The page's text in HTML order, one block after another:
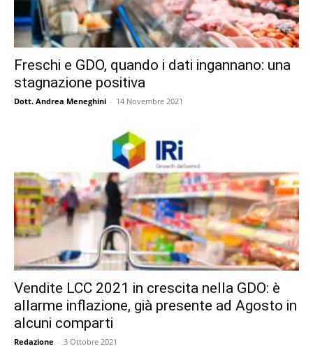
Freschi e GDO, quando i dati ingannano: una
stagnazione positiva
Dott. Andrea Meneghini - 14 Novembre 2021
Vendite LCC 2021 in crescita nella GDO: è
allarme inflazione, già presente ad Agosto in
alcuni comparti
Redazione - 3 Ottobre 2021